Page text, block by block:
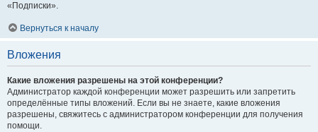
«Подписки».
Вернуться к началу
Вложения
Какие вложения разрешены на этой конференции?
Администратор каждой конференции может разрешить или запретить
определённые типы вложений. Если вы не знаете, какие вложения
разрешены, свяжитесь с администратором конференции для получения
помощи.